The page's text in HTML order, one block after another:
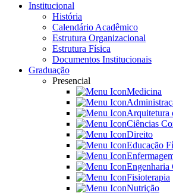
Institucional
História
Calendário Acadêmico
Estrutura Organizacional
Estrutura Física
Documentos Institucionais
Graduação
Presencial
Medicina
Arquitetura
Ciências
Direito
Educação
Engenharia
Fisioterapia
Nutrição